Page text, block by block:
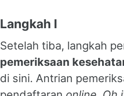
Langkah I
Setelah tiba, langkah
pemeriksaan
di sini. Antrian